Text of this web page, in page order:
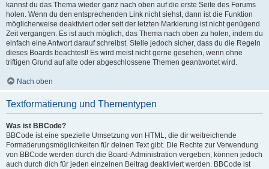
kannst du das Thema wieder ganz nach oben auf die erste Seite des Forums
holen. Wenn du den entsprechenden Link nicht siehst, dann ist die Funktion
möglicherweise deaktiviert oder seit der letzten Markierung ist nicht genügend
Zeit vergangen. Es ist auch möglich, das Thema nach oben zu holen, indem du
einfach eine Antwort darauf schreibst. Stelle jedoch sicher, dass du die Regeln
dieses Boards beachtest! Es wird meist nicht gerne gesehen, wenn ohne
triftigen Grund auf alte oder abgeschlossene Themen geantwortet wird.
Nach oben
Textformatierung und Thementypen
Was ist BBCode?
BBCode ist eine spezielle Umsetzung von HTML, die dir weitreichende
Formatierungsmöglichkeiten für deinen Text gibt. Die Rechte zur Verwendung
von BBCode werden durch die Board-Administration vergeben, können jedoch
auch durch dich für jeden einzelnen Beitrag deaktiviert werden. BBCode ist